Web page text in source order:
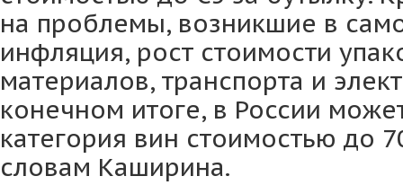
на проблемы, возникшие в
инфляция, рост стоимости
материалов, транспорта и
конечном итоге, в России
категория вин стоимостью до
словам Каширина.